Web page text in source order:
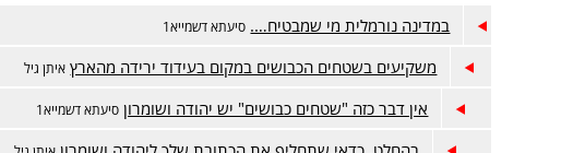
במדינה נורמלית מי שמבטיח…. סיעתא דשמייא1
משקיעים בשטחים הכבושים במקום בעידוד ירידה מהארץ איתן גיל
אין דבר כזה "שטחים כבושים" יש יהודה ושומרון סיעתא דשמייא1